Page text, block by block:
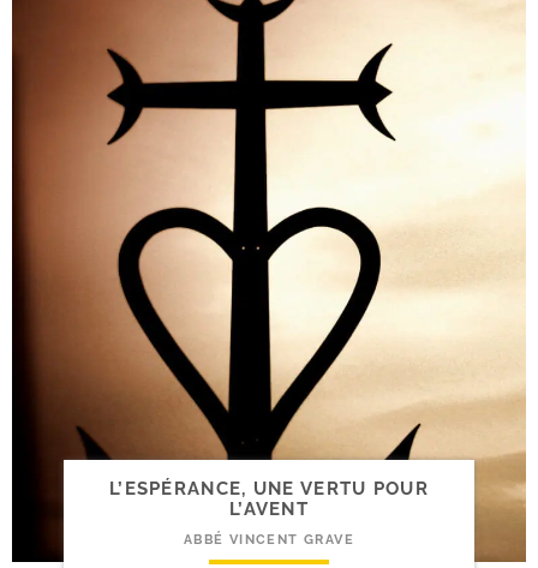
L’ESPÉRANCE, UNE VERTU POUR
L’AVENT
ABBÉ VINCENT GRAVE